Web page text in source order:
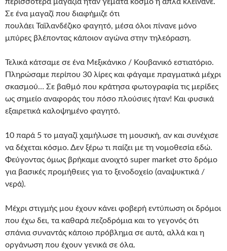
Σε ένα μαγαζί που διαφήμιζε ότι
πουλάει Ταϊλανδέζικο φαγητό, μέσα όλοι πίνανε μόνο
μπύρες βλέποντας κάποιον αγώνα στην τηλεόραση.
Τελικά κάτσαμε σε ένα Μεξικάνικο / Κουβανικό εστιατόριο.
Πληρώσαμε περίπου 30 λίρες και φάγαμε πραγματικά μέχρι
σκασμού… Σε βαθμό που κράτησα φωτογραφία τις μερίδες
ως σημείο αναφοράς του πόσο πλούσιες ήταν! Και φυσικά
εξαιρετικά καλοψημένο φαγητό.
10 παρά 5 το μαγαζί χαμήλωσε τη μουσική, αν και συνέχισε
να δέχεται κόσμο. Δεν ξέρω τι παίζει με τη νομοθεσία εδώ.
Φεύγοντας όμως βρήκαμε ανοιχτό super market στο δρόμο
για βασικές προμήθειες για το ξενοδοχείο (αναψυκτικά /
νερά).
Μέχρι στιγμής μου έχουν κάνει φοβερή εντύπωση οι δρόμοι
που έχω δει, τα καθαρά πεζοδρόμια και το γεγονός ότι
σπάνια συναντάς κάποιο πρόβλημα σε αυτά, αλλά και η
οργάνωση που έχουν γενικά σε όλα.